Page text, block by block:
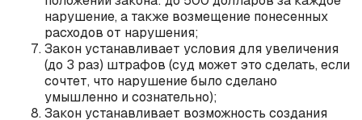
нарушение, а также возмещение понесенных
расходов от нарушения;
Закон устанавливает условия для увеличения
(до 3 раз) штрафов (суд может это сделать, если
сочтет, что нарушение было сделано
умышленно и сознательно);
Закон устанавливает возможность создания